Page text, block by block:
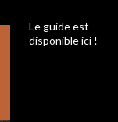
Le guide est
disponible ici !